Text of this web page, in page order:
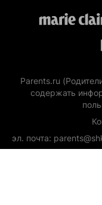
Parents.ru
содержать
эл. почта: